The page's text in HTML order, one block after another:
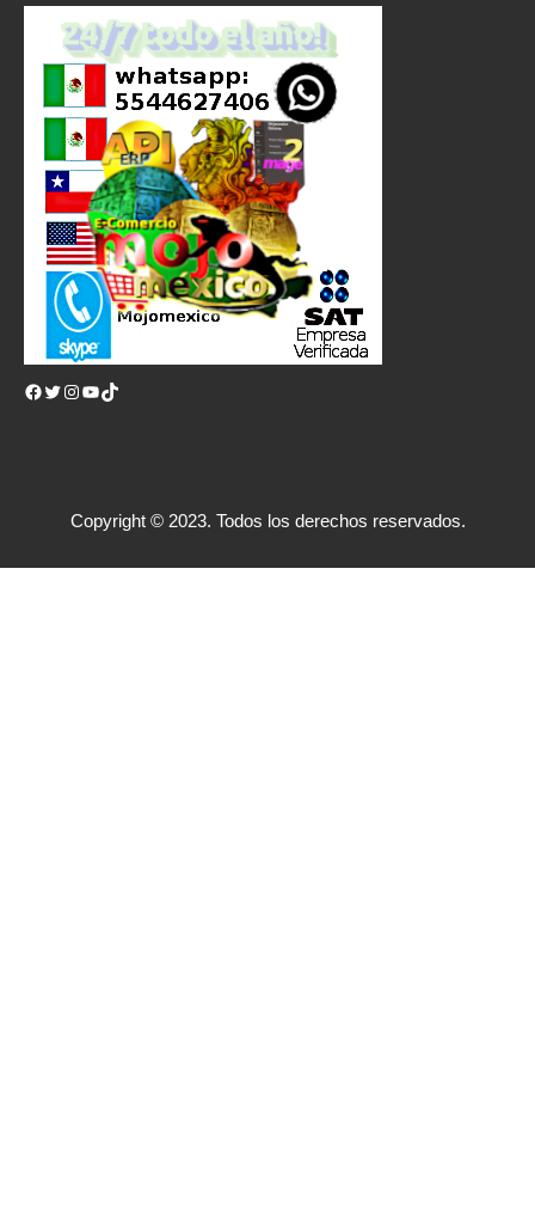
Facebook Twitter Instagram YouTube TikTok
Copyright © 2023. Todos los derechos reservados.